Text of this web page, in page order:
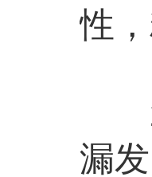
性
2.
漏发